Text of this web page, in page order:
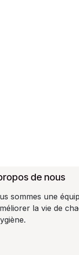
de nous
sommes une
la vie de